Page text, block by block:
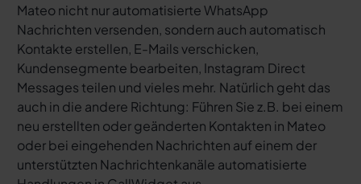
Mateo nicht nur automatisierte WhatsApp
Nachrichten versenden, sondern auch automatisch
Kontakte erstellen, E-Mails verschicken,
Kundensegmente bearbeiten, Instagram Direct
Messages teilen und vieles mehr. Natürlich geht das
auch in die andere Richtung: Führen Sie z.B. bei einem
neu erstellten oder geänderten Kontakten in Mateo
oder bei eingehenden Nachrichten auf einem der
unterstützten Nachrichtenkanäle automatisierte